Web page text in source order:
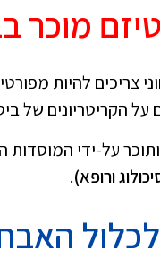
מוכר
צריכים להיות
על הקריטריונים של
על-ידי
ורופא).
ה